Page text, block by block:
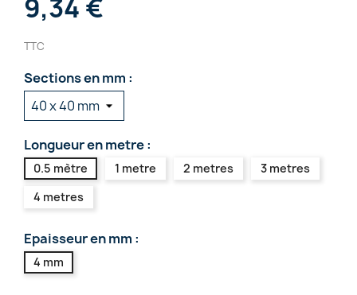
9,34 €
TTC
Sections en mm :
Longueur en metre :
0.5 mètre 1 metre 2 metres
3 metres
4 metres
Epaisseur en mm :
4 mm